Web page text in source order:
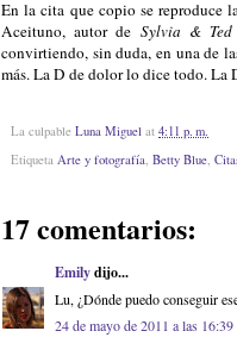
En la cita que copio se reproduce
Aceituno, autor de Sylvia & Ted
convirtiendo, sin duda, en una de
más. La D de dolor lo dice todo. La
La culpable Luna Miguel at 4:11 p. m.
Etiqueta Arte y fotografía, Betty Blue,
17 comentarios:
Emilydijo...
Lu, ¿Dónde puedo conseguir
24 de mayo de 2011 a las 16:39